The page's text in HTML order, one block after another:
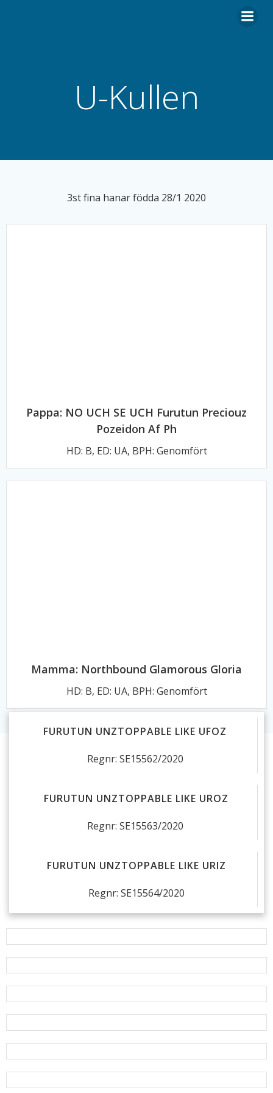
U-Kullen
3st fina hanar födda 28/1 2020
Pappa: NO UCH SE UCH Furutun Preciouz
Pozeidon Af Ph
HD: B, ED: UA, BPH: Genomfört
Mamma: Northbound Glamorous Gloria
HD: B, ED: UA, BPH: Genomfört
FURUTUN UNZTOPPABLE LIKE UFOZ
Regnr: SE15562/2020
FURUTUN UNZTOPPABLE LIKE UROZ
Regnr: SE15563/2020
FURUTUN UNZTOPPABLE LIKE URIZ
Regnr: SE15564/2020